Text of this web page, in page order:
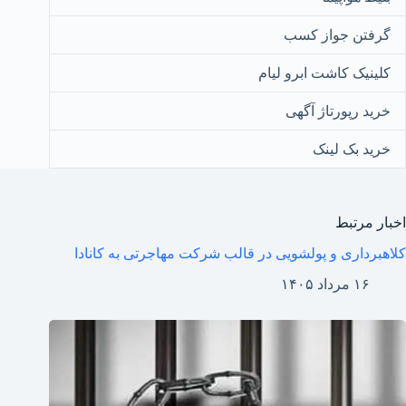
گرفتن جواز کسب
کلینیک کاشت ابرو لیام
خرید رپورتاژ آگهی
خرید بک لینک
اخبار مرتبط
کلاهبرداری و پولشویی در قالب شرکت مهاجرتی به کانادا
۱۶ مرداد ۱۴۰۵